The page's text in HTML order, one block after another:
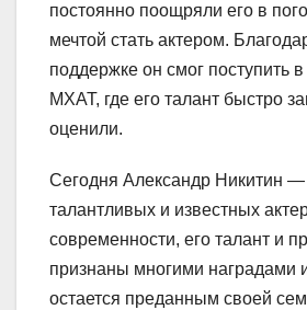
постоянно поощряли его в
мечтой стать актером.
поддержке он смог поступить
МХАТ, где его талант быстро
оценили.
Сегодня Александр Никитин
талантливых и известных
современности, его талант и
признаны многими наградами
остается преданным своей